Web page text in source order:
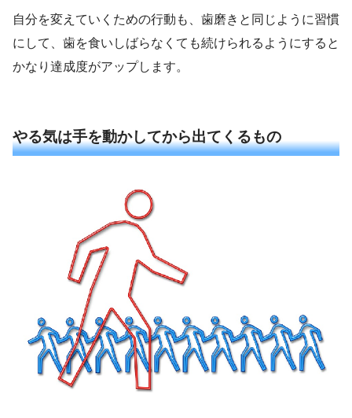
自分を変えていくための行動も、歯磨きと同じように習慣
にして、歯を食いしばらなくても続けられるようにすると
かなり達成度がアップします。
やる気は手を動かしてから出てくるもの